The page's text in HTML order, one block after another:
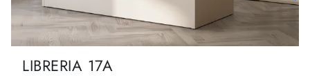
LIBRERIA 17A